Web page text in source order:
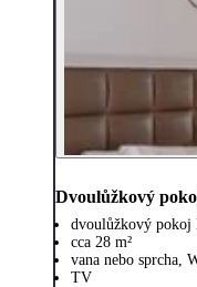
Dvoulůžkový
dvoulůžkový pokoj
cca 28 m²
vana nebo sprcha,
TV